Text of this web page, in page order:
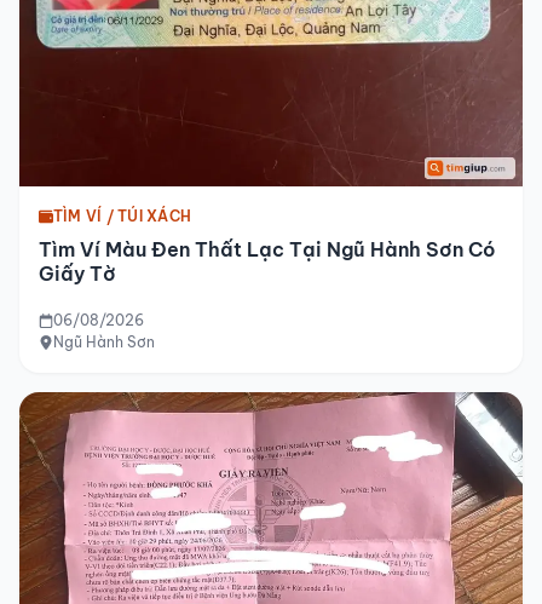
TÌM VÍ / TÚI XÁCH
Tìm Ví Màu Đen Thất Lạc Tại Ngũ Hành Sơn Có
Giấy Tờ
06/08/2026
Ngũ Hành Sơn